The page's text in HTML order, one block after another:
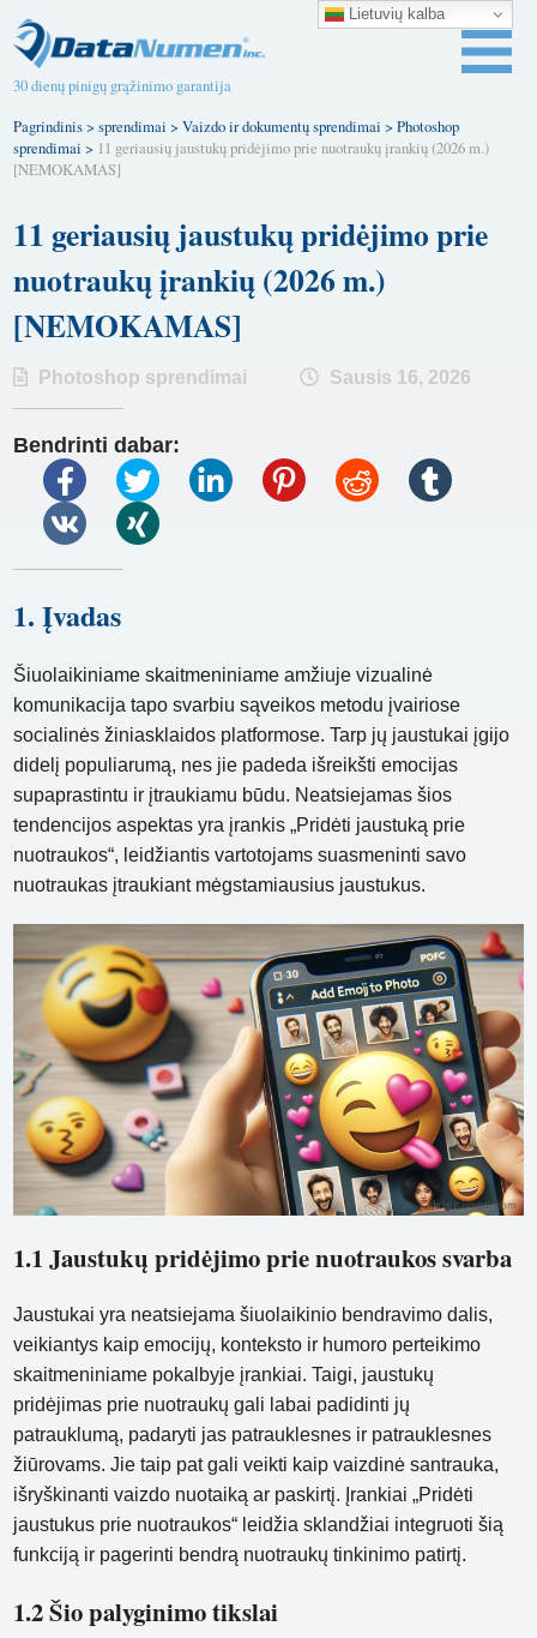
30 dienų pinigų grąžinimo garantija
Pagrindinis>sprendimai >Vaizdo ir dokumentų sprendimai >Photoshop
sprendimai > 11 geriausių jaustukų pridėjimo prie nuotraukų įrankių (2026 m.)
[NEMOKAMAS]
11 geriausių jaustukų pridėjimo prie
nuotraukų įrankių (2026 m.)
[NEMOKAMAS]
Photoshop sprendimai Sausis 16, 2026
Bendrinti dabar:
1. Įvadas
Šiuolaikiniame skaitmeniniame amžiuje vizualinė
komunikacija tapo svarbiu sąveikos metodu įvairiose
socialinės žiniasklaidos platformose. Tarp jų jaustukai įgijo
didelį populiarumą, nes jie padeda išreikšti emocijas
supaprastintu ir įtraukiamu būdu. Neatsiejamas šios
tendencijos aspektas yra įrankis „Pridėti jaustuką prie
nuotraukos“, leidžiantis vartotojams suasmeninti savo
nuotraukas įtraukiant mėgstamiausius jaustukus.
1.1 Jaustukų pridėjimo prie nuotraukos svarba
Jaustukai yra neatsiejama šiuolaikinio bendravimo dalis,
veikiantys kaip emocijų, konteksto ir humoro perteikimo
skaitmeniniame pokalbyje įrankiai. Taigi, jaustukų
pridėjimas prie nuotraukų gali labai padidinti jų
patrauklumą, padaryti jas patrauklesnes ir patrauklesnes
žiūrovams. Jie taip pat gali veikti kaip vaizdinė santrauka,
išryškinanti vaizdo nuotaiką ar paskirtį. Įrankiai „Pridėti
jaustukus prie nuotraukos“ leidžia sklandžiai integruoti šią
funkciją ir pagerinti bendrą nuotraukų tinkinimo patirtį.
1.2 Šio palyginimo tikslai
Lietuvių kalba